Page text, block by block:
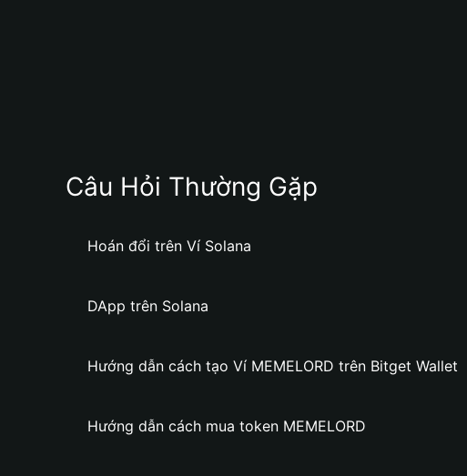
Câu Hỏi Thường Gặp
Hoán đổi trên Ví Solana
DApp trên Solana
Hướng dẫn cách tạo Ví MEMELORD trên Bitget Wallet
Hướng dẫn cách mua token MEMELORD